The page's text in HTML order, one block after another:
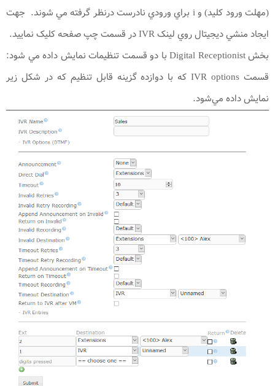
(مهلت ورود کليد) و i براي ورودي نادرست درنظر گرفته مي شوند. جهت
ايجاد منشي ديجيتال روي لينک IVR در قسمت چپ صفحه کليک نماييد.
بخش Digital Receptionist با دو قسمت تنظيمات نمايش داده مي شود:
قسمت IVR options که با دوازده گزينه قابل تنظيم که در شکل زير
نمايش داده مي‌شود.